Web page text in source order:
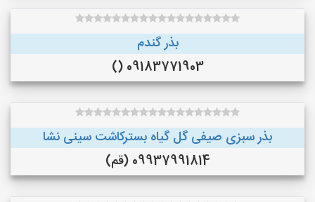
بذر گندم
09183771903 ()
بذر سبزی صیفی گل گیاه بسترکاشت سینی نشا
09937991814 (قم)